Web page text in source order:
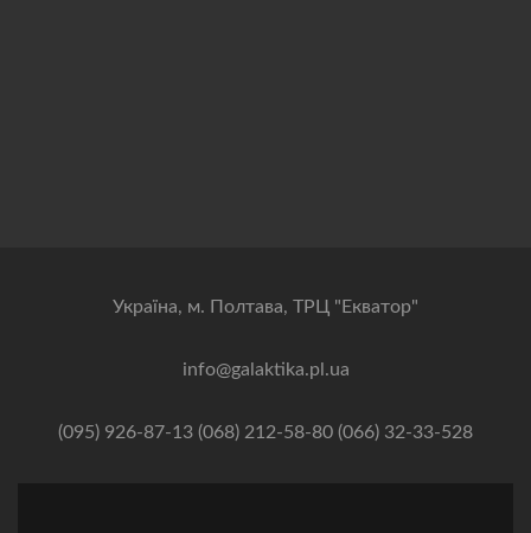
Українa, м. Полтава, ТРЦ "Екватор"
info@galaktika.pl.ua
(095) 926-87-13 (068) 212-58-80 (066) 32-33-528